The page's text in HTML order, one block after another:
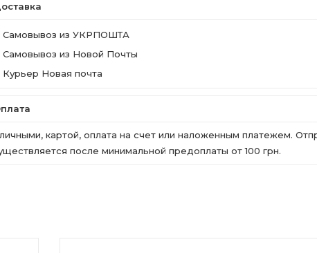
Самовывоз из УКРПОШТА
Самовывоз из Новой Почты
Курьер Новая почта
картой, оплата на счет или наложенным платежем.
после минимальной предоплаты от 100 грн.